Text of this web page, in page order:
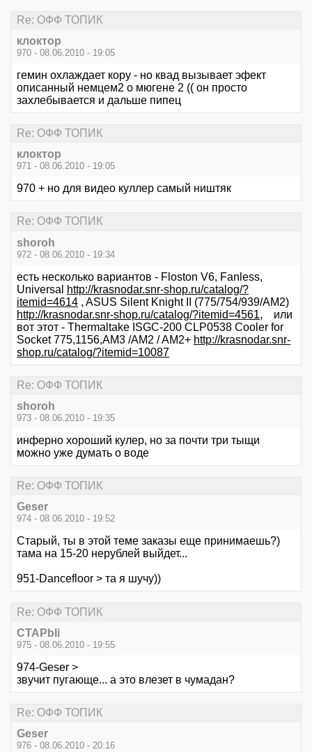
Re: ОФФ ТОПИК
клоктор
970 - 08.06.2010 - 19:05
гемин охлаждает кору - но квад вызывает эфект
описанный немцем2 о мюгене 2 (( он просто
захлебывается и дальше пипец
Re: ОФФ ТОПИК
клоктор
971 - 08.06.2010 - 19:05
970 + но для видео куллер самый ништяк
Re: ОФФ ТОПИК
shoroh
972 - 08.06.2010 - 19:34
есть несколько вариантов - Floston V6, Fanless,
Universal
http://krasnodar.snr-shop.ru/catalog/?
itemid=4614 , ASUS Silent Knight II (775/754/939/AM2)
http://krasnodar.snr-shop.ru/catalog/?itemid=4561, или
вот этот - Thermaltake ISGC-200 CLP0538 Cooler for
Socket 775,1156,AM3 /AM2 / AM2+ http://krasnodar.snr-
shop.ru/catalog/?itemid=10087
Re: ОФФ ТОПИК
shoroh
973 - 08.06.2010 - 19:35
инферно хороший кулер, но за почти три тыщи
можно уже думать о воде
Re: ОФФ ТОПИК
Geser
974 - 08.06.2010 - 19:52
Старый, ты в этой теме заказы еще принимаешь?)
тама на 15-20 нерублей выйдет...
951-Dancefloor > та я шучу))
Re: ОФФ ТОПИК
CTAPbIi
975 - 08.06.2010 - 19:55
974-Geser >
звучит пугающе... а это влезет в чумадан?
Re: ОФФ ТОПИК
Geser
976 - 08.06.2010 - 20:16